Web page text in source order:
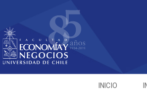
INICIO